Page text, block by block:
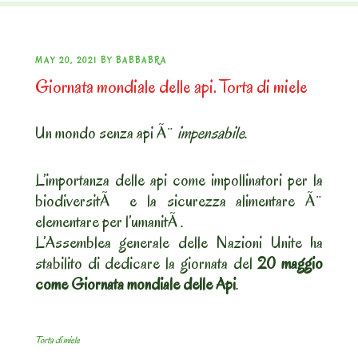
POSTED
ON
MAY 20, 2021 BY BABBABRA
Giornata mondiale delle api. Torta di miele
Un mondo senza api Ã¨ impensabile.
L’importanza delle api come impollinatori per la
biodiversitÃ e la sicurezza alimentare Ã¨
elementare per l’umanitÃ .
L’Assemblea generale delle Nazioni Unite ha
stabilito di dedicare la giornata del20 maggio
come Giornata mondiale delle Api.
Torta di miele